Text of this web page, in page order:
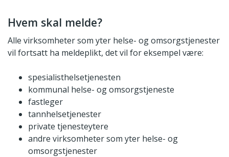
Hvem skal melde?
Alle virksomheter som yter helse- og omsorgstjenester
vil fortsatt ha meldeplikt, det vil for eksempel være:
spesialisthelsetjenesten
kommunal helse- og omsorgstjeneste
fastleger
tannhelsetjenester
private tjenesteytere
andre virksomheter som yter helse- og
omsorgstjenester